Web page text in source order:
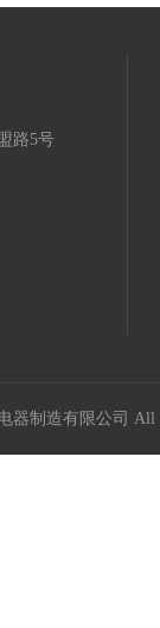
路5号
器制造有限公司